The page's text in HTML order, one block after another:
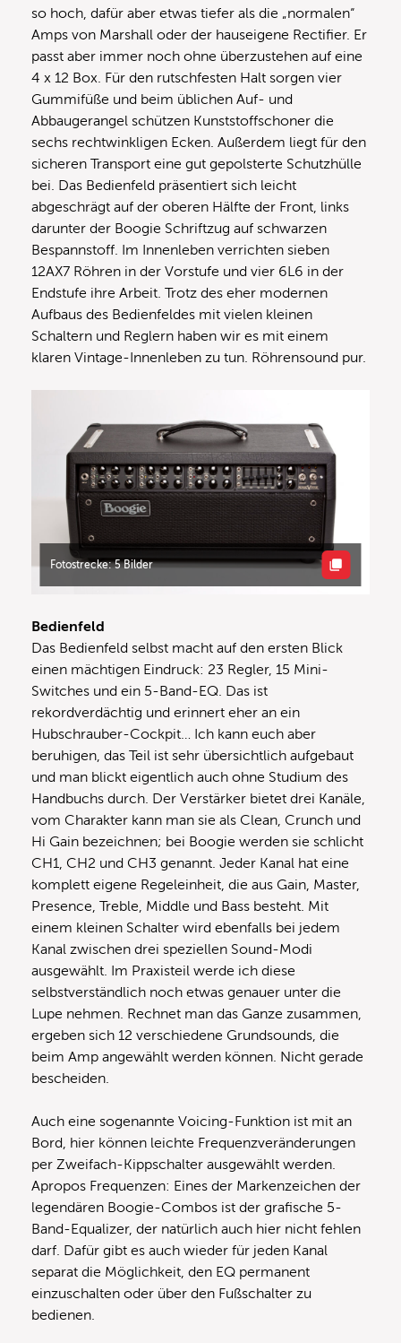
so hoch, dafür aber etwas tiefer als die „normalen“
Amps von Marshall oder der hauseigene Rectifier. Er
passt aber immer noch ohne überzustehen auf eine
4 x 12 Box. Für den rutschfesten Halt sorgen vier
Gummifüße und beim üblichen Auf- und
Abbaugerangel schützen Kunststoffschoner die
sechs rechtwinkligen Ecken. Außerdem liegt für den
sicheren Transport eine gut gepolsterte Schutzhülle
bei. Das Bedienfeld präsentiert sich leicht
abgeschrägt auf der oberen Hälfte der Front, links
darunter der Boogie Schriftzug auf schwarzen
Bespannstoff. Im Innenleben verrichten sieben
12AX7 Röhren in der Vorstufe und vier 6L6 in der
Endstufe ihre Arbeit. Trotz des eher modernen
Aufbaus des Bedienfeldes mit vielen kleinen
Schaltern und Reglern haben wir es mit einem
klaren Vintage-Innenleben zu tun. Röhrensound pur.
Fotostrecke: 5 Bilder
Bedienfeld
Das Bedienfeld selbst macht auf den ersten Blick
einen mächtigen Eindruck: 23 Regler, 15 Mini-
Switches und ein 5-Band-EQ. Das ist
rekordverdächtig und erinnert eher an ein
Hubschrauber-Cockpit… Ich kann euch aber
beruhigen, das Teil ist sehr übersichtlich aufgebaut
und man blickt eigentlich auch ohne Studium des
Handbuchs durch. Der Verstärker bietet drei Kanäle,
vom Charakter kann man sie als Clean, Crunch und
Hi Gain bezeichnen; bei Boogie werden sie schlicht
CH1, CH2 und CH3 genannt. Jeder Kanal hat eine
komplett eigene Regeleinheit, die aus Gain, Master,
Presence, Treble, Middle und Bass besteht. Mit
einem kleinen Schalter wird ebenfalls bei jedem
Kanal zwischen drei speziellen Sound-Modi
ausgewählt. Im Praxisteil werde ich diese
selbstverständlich noch etwas genauer unter die
Lupe nehmen. Rechnet man das Ganze zusammen,
ergeben sich 12 verschiedene Grundsounds, die
beim Amp angewählt werden können. Nicht gerade
bescheiden.
Auch eine sogenannte Voicing-Funktion ist mit an
Bord, hier können leichte Frequenzveränderungen
per Zweifach-Kippschalter ausgewählt werden.
Apropos Frequenzen: Eines der Markenzeichen der
legendären Boogie-Combos ist der grafische 5-
Band-Equalizer, der natürlich auch hier nicht fehlen
darf. Dafür gibt es auch wieder für jeden Kanal
separat die Möglichkeit, den EQ permanent
einzuschalten oder über den Fußschalter zu
bedienen.